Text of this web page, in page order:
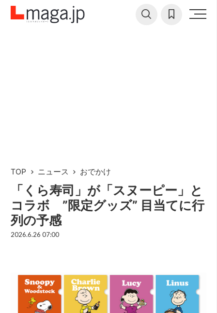
TOP ニュース おでかけ
「くら寿司」が「スヌーピー」と
コラボ ”限定グッズ” 目当てに行
列の予感
2026.6.26 07:00